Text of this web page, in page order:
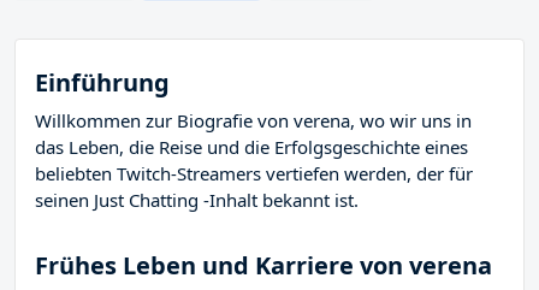
Einführung
Willkommen zur Biografie von verena, wo wir uns in
das Leben, die Reise und die Erfolgsgeschichte eines
beliebten Twitch-Streamers vertiefen werden, der für
seinen Just Chatting -Inhalt bekannt ist.
Frühes Leben und Karriere von verena